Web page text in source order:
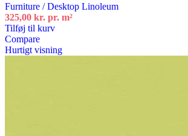
Furniture / Desktop Linoleum
325,00 kr. pr. m²
Tilføj til kurv
Compare
Hurtigt visning